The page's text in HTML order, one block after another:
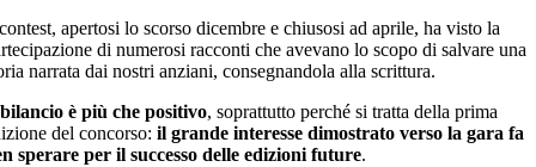
apertosi lo scorso dicembre e chiusosi ad aprile, ha visto la
di numerosi racconti che avevano lo scopo di salvare una
narrata dai nostri anziani, consegnandola alla scrittura.
è più che positivo, soprattutto perché si tratta della prima
del concorso: il grande interesse dimostrato verso la gara fa
sperare per il successo delle edizioni future.